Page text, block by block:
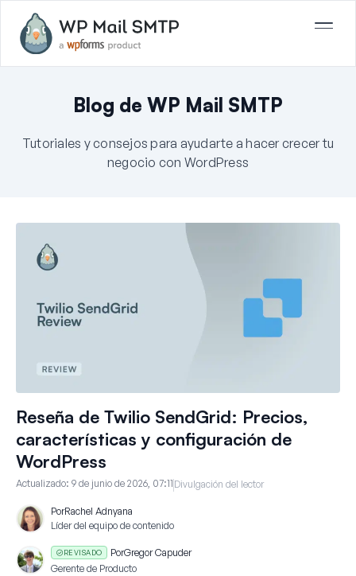
Blog de WP Mail SMTP
Tutoriales y consejos para ayudarte a hacer crecer tu
negocio con WordPress
Reseña de Twilio SendGrid: Precios,
características y configuración de
WordPress
Actualizado: 9 de junio de 2026, 07:11 Divulgación del lector
PorRachel Adnyana
Líder del equipo de contenido
REVISADO PorGregor Capuder
Gerente de Producto